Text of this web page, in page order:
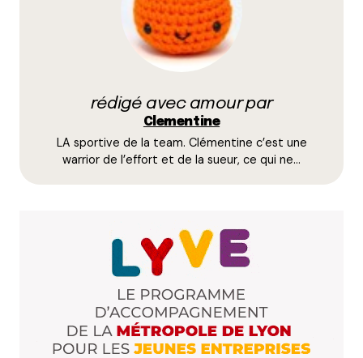
E-mail*
Prévenez-moi de tous les nouveaux commentaires
rédigé avec amour par
Clementine
LA sportive de la team. Clémentine c’est une
warrior de l’effort et de la sueur, ce qui ne…